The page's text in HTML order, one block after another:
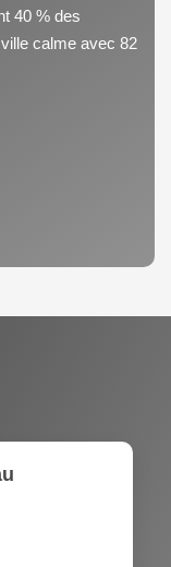
40 % des
calme avec 82
SANS